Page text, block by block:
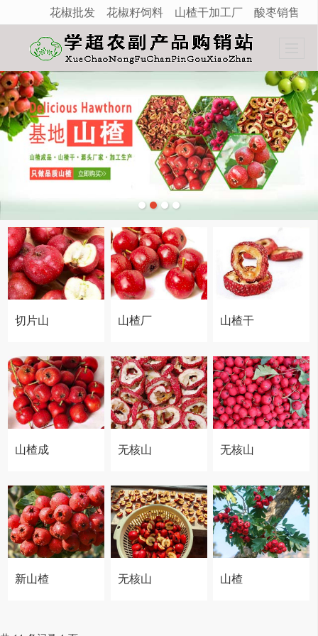
很遗憾，因您的浏览器版本过低导致无法获得最佳浏览体验，推荐下载安装谷歌浏览器！
花椒批发 花椒籽饲料 山楂干加工厂 酸枣销售
切片山
楂
山楂厂
家
山楂干
山楂成
品厂家
无核山
楂干
无核山
楂厂家
新山楂 无核山 山楂